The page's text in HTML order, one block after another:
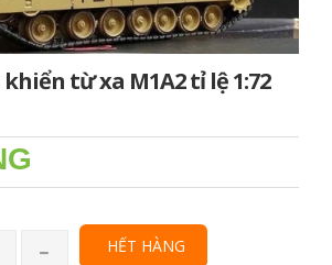
từ xa M1A2 tỉ lệ 1:72
HẾT HÀNG